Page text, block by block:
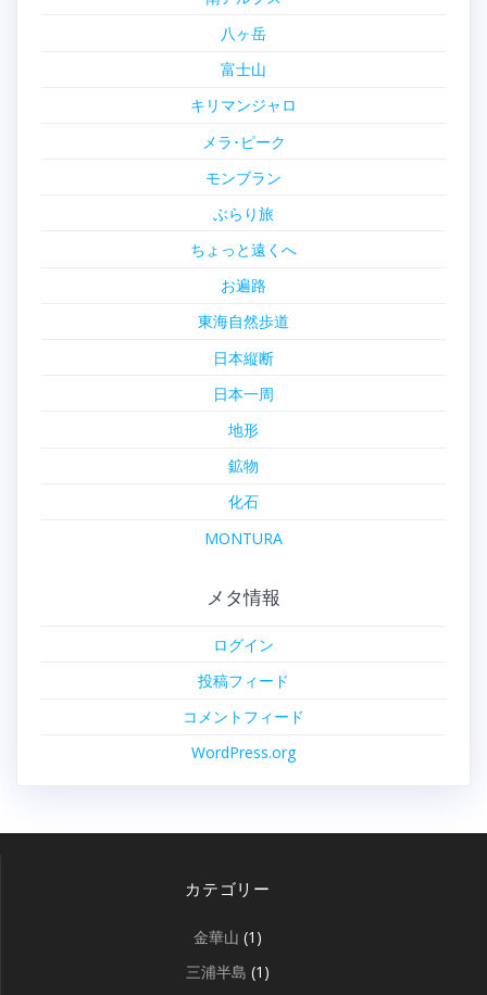
八ヶ岳
富士山
キリマンジャロ
メラ･ピーク
モンブラン
ぶらり旅
ちょっと遠くへ
お遍路
東海自然歩道
日本縦断
日本一周
地形
鉱物
化石
MONTURA
メタ情報
ログイン
投稿フィード
コメントフィード
WordPress.org
カテゴリー
金華山 (1)
三浦半島 (1)